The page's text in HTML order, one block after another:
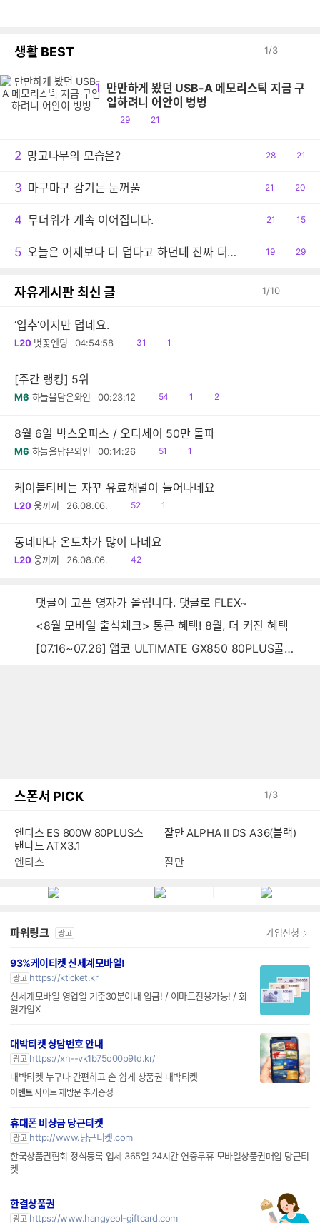
생활 BEST 1/3
1 만만하게 봤던 USB-A 메모리스틱 지금 구
입하려니 어안이 벙벙
공
29
댓
21
만
2 망고나무의 모습은?
공
28
댓
21
3 마구마구 감기는 눈꺼풀
공
21
댓
20
4 무더위가 계속 이어집니다.
공
21
댓
15
5 오늘은 어제보다 더 덥다고 하던데 진짜 더운 날씨이긴 하네요.
공
19
댓
29
자유게시판 최신 글 1/10
‘입추’이지만 덥네요.
L20 벗꽃엔딩 04:54:58
읽
31
공1
[주간 랭킹] 5위
M6 하늘을담은와인 00:23:12
읽
54
공1
댓
2
8월 6일 박스오피스 / 오디세이 50만 돌파
M6 하늘을담은와인 00:14:26
읽
51
공1
케이블티비는 자꾸 유료채널이 늘어나네요
L20 웅끼끼 26.08.06.
읽
52
공1
동네마다 온도차가 많이 나네요
L20 웅끼끼 26.08.06.
읽
42
댓글이 고픈 영자가 올립니다. 댓글로 FLEX~
<8월 모바일 출석체크> 통큰 혜택! 8월, 더 커진 혜택
[07.16~07.26] 앱코 ULTIMATE GX850 80PLUS골드 풀모듈러 ATX3.0 블랙
스폰서 PICK 1/3
엔티스 ES 800W 80PLUS스
탠다드 ATX3.1
파워링크 광고
93%케이티켓 신세계모바일!
광고 https://kticket.kr
대박티켓 상담번호 안내
광고 https://xn--vk1b75o00p9td.kr/
이벤트사이트 재방문 추가증정
휴대폰 비상금 당근티켓
광고 http://www.당근티켓.com